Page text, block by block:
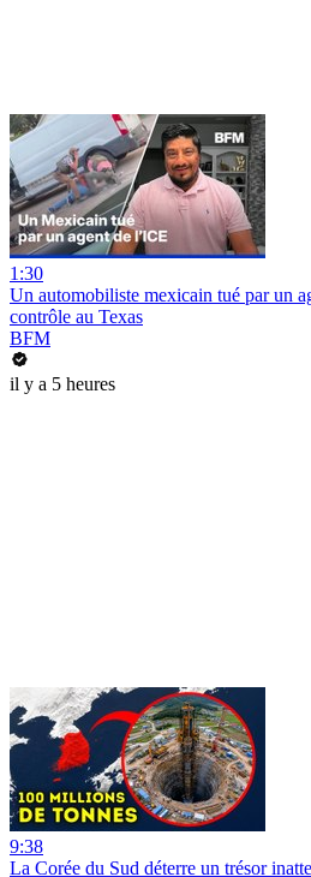
1:30
Un automobiliste mexicain tué par un
contrôle au Texas
BFM
il y a 5 heures
9:38
La Corée du Sud déterre un trésor